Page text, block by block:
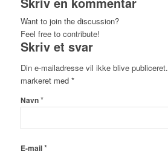
Want to join the discussion?
Feel free to contribute!
Skriv et svar
Din e-mailadresse vil ikke blive publiceret.
markeret med *
Navn*
E-mail*